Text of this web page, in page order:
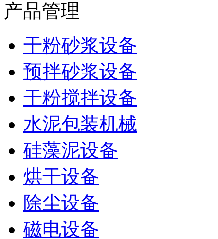
产品管理
干粉砂浆设备
预拌砂浆设备
干粉搅拌设备
水泥包装机械
硅藻泥设备
烘干设备
除尘设备
磁电设备